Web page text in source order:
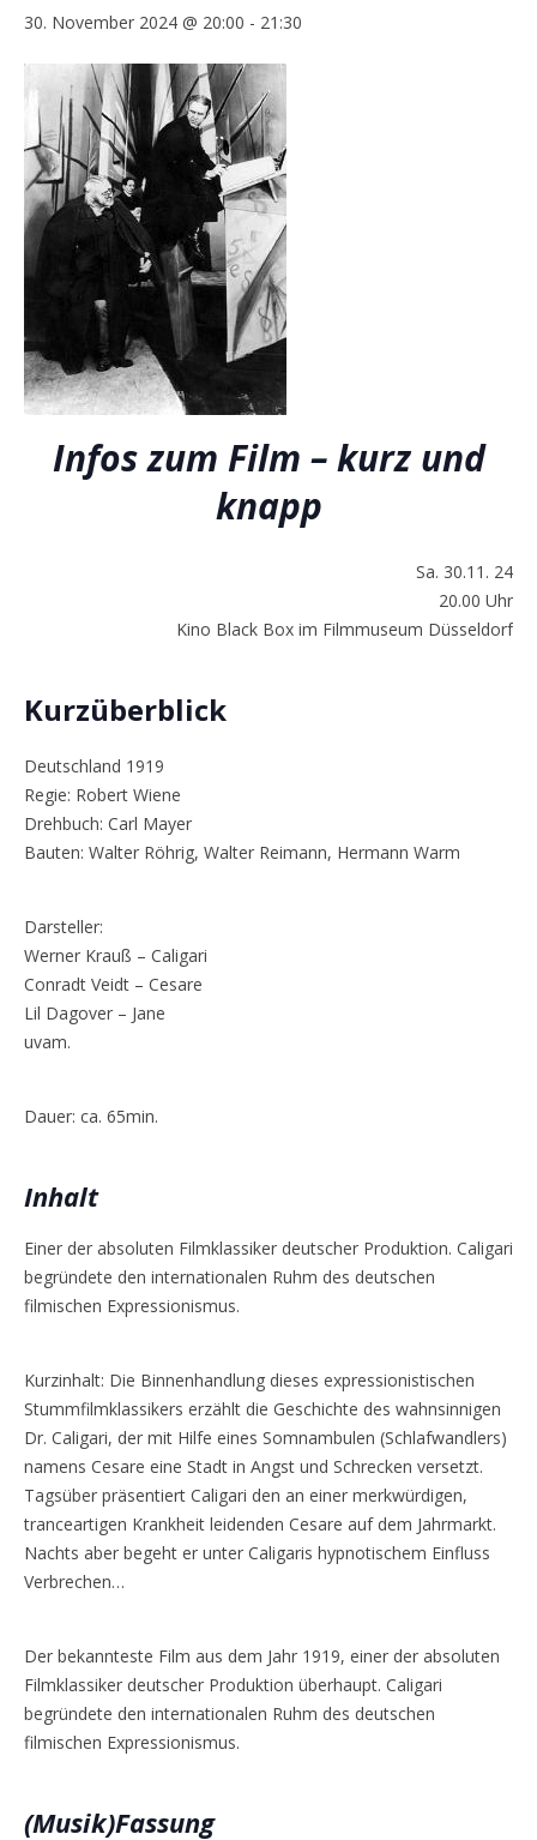
30. November 2024 @ 20:00 - 21:30
Infos zum Film – kurz und
knapp
Sa. 30.11. 24
20.00 Uhr
Kino Black Box im Filmmuseum Düsseldorf
Kurzüberblick
Deutschland 1919
Regie: Robert Wiene
Drehbuch: Carl Mayer
Bauten: Walter Röhrig, Walter Reimann, Hermann Warm
Darsteller:
Werner Krauß – Caligari
Conradt Veidt – Cesare
Lil Dagover – Jane
uvam.
Dauer: ca. 65min.
Inhalt
Einer der absoluten Filmklassiker deutscher Produktion. Caligari
begründete den internationalen Ruhm des deutschen
filmischen Expressionismus.
Kurzinhalt: Die Binnenhandlung dieses expressionistischen
Stummfilmklassikers erzählt die Geschichte des wahnsinnigen
Dr. Caligari, der mit Hilfe eines Somnambulen (Schlafwandlers)
namens Cesare eine Stadt in Angst und Schrecken versetzt.
Tagsüber präsentiert Caligari den an einer merkwürdigen,
tranceartigen Krankheit leidenden Cesare auf dem Jahrmarkt.
Nachts aber begeht er unter Caligaris hypnotischem Einfluss
Verbrechen…
Der bekannteste Film aus dem Jahr 1919, einer der absoluten
Filmklassiker deutscher Produktion überhaupt. Caligari
begründete den internationalen Ruhm des deutschen
filmischen Expressionismus.
(Musik)Fassung